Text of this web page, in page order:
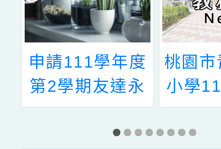
申請111學年度
第2學期友達永
續基金會【友達
永續素養獎學
桃園
小學
兒童
政人